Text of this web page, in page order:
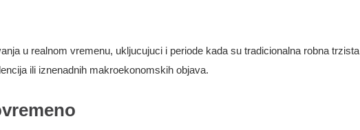
u realnom vremenu, ukljucujuci i periode kada su tradicionalna robna trzista
ili iznenadnih makroekonomskih objava.